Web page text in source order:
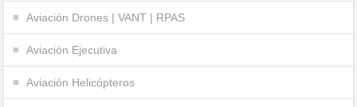
Aviación Drones | VANT | RPAS
Aviación Ejecutiva
Aviación Helicópteros